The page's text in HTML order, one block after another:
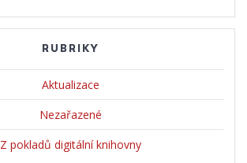
RUBRIKY
Aktualizace
Nezařazené
Z pokladů digitální knihovny